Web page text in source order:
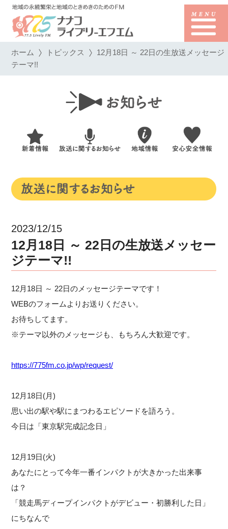
ホーム トピックス 12月18日 ～ 22日の生放送メッセージ
テーマ!!
2023/12/15
12月18日 ～ 22日の生放送メッセー
ジテーマ!!
12月18日 ～ 22日のメッセージテーマです！
WEBのフォームよりお送りください。
お待ちしてます。
※テーマ以外のメッセージも、もちろん大歓迎です。
https://775fm.co.jp/wp/request/
12月18日(月)
思い出の駅や駅にまつわるエピソードを語ろう。
今日は「東京駅完成記念日」
12月19日(火)
あなたにとって今年一番インパクトが大きかった出来事
は？
「競走馬ディープインパクトがデビュー・初勝利した日」
にちなんで